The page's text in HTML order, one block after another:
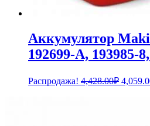
Аккумулятор
192699-A, 193985-
Распродажа! 4,428.00₽